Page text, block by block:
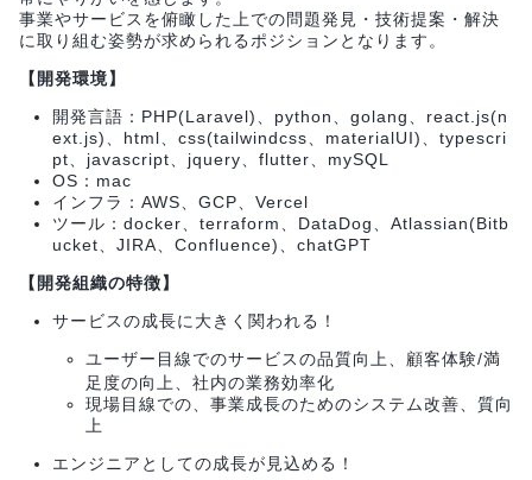
事業やサービスを俯瞰した上での問題発見・技術提案・解決
に取り組む姿勢が求められるポジションとなります。
【開発環境】
開発言語：PHP(Laravel)、python、golang、react.js(n
ext.js)、html、css(tailwindcss、materialUI)、typescri
pt、javascript、jquery、flutter、mySQL
OS：mac
インフラ：AWS、GCP、Vercel
ツール：docker、terraform、DataDog、Atlassian(Bitb
ucket、JIRA、Confluence)、chatGPT
【開発組織の特徴】
サービスの成長に大きく関われる！
ユーザー目線でのサービスの品質向上、顧客体験/満
足度の向上、社内の業務効率化
現場目線での、事業成長のためのシステム改善、質向
上
エンジニアとしての成長が見込める！